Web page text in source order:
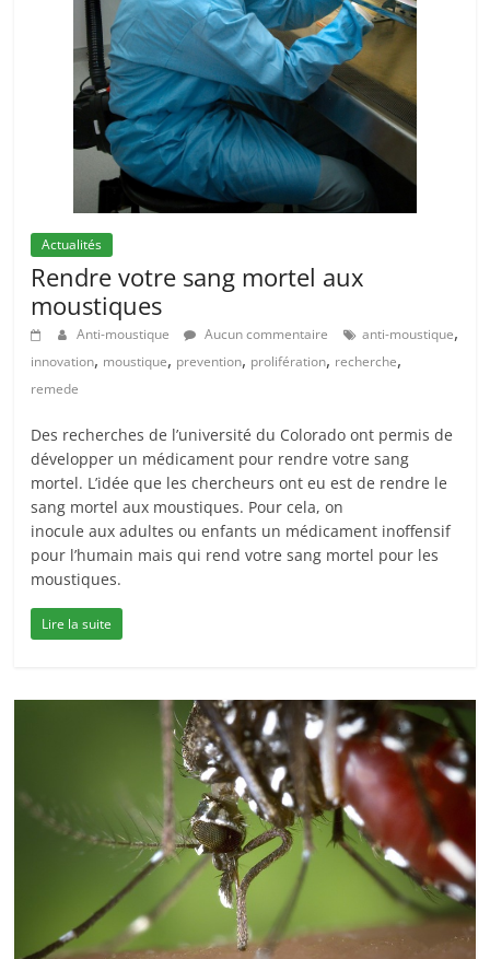
Actualités
Rendre votre sang mortel aux
moustiques
Anti-moustique Aucun commentaire anti-moustique,
innovation, moustique, prevention, prolifération, recherche,
remede
Des recherches de l’université du Colorado ont permis de
développer un médicament pour rendre votre sang
mortel. L’idée que les chercheurs ont eu est de rendre le
sang mortel aux moustiques. Pour cela, on
inocule aux adultes ou enfants un médicament inoffensif
pour l’humain mais qui rend votre sang mortel pour les
moustiques.
Lire la suite